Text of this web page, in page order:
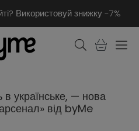
Використовуй знижку -7%
українське, — нова
від byMe